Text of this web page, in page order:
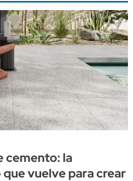
cemento: la
vuelve para crear